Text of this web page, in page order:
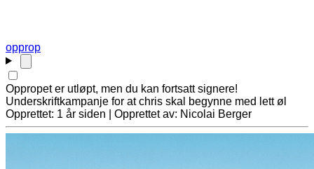
opprop
Oppropet er utløpt, men du kan fortsatt signere!
Underskriftkampanje for at chris skal begynne med lett øl
Opprettet: 1 år siden | Opprettet av: Nicolai Berger